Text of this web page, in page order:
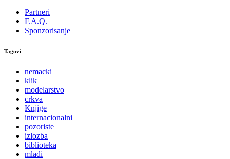
Partneri
F.A.Q.
Sponzorisanje
Tagovi
nemacki
klik
modelarstvo
crkva
Knjige
internacionalni
pozoriste
izlozba
biblioteka
mladi